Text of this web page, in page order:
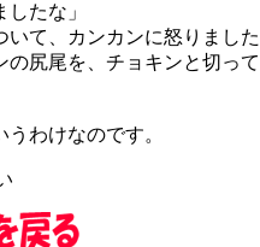
たな」
て、カンカンに怒りました
尻尾を、チョキンと切っ
わけなのです。